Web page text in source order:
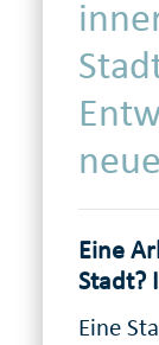
Eine
Stadt?
Eine